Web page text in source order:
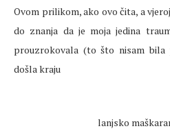
Ovom prilikom, ako ovo čita, a
do znanja da je moja jedina
prouzrokovala (to što nisam bila
došla kraju
lanjsko